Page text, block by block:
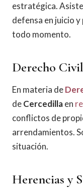
estratégica.
defensa en juicio
todo momento.
Derecho
En materia de
deCercedillaen
conflictos de
arrendamientos.
situación.
Herencias y